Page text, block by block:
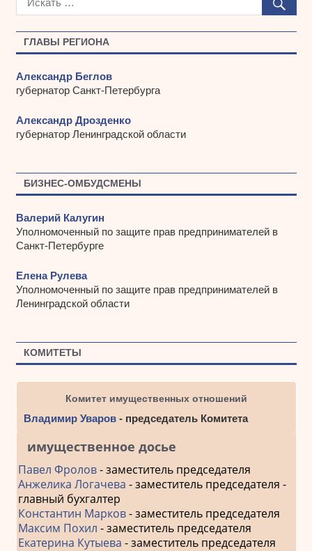
ГЛАВЫ РЕГИОНА
Александр Беглов
губернатор Санкт-Петербурга
Александр Дрозденко
губернатор Ленинградской области
БИЗНЕС-ОМБУДСМЕНЫ
Валерий Калугин
Уполномоченный по защите прав предпринимателей в
Санкт-Петербурге
Елена Рулева
Уполномоченный по защите прав предпринимателей в
Ленинградской области
КОМИТЕТЫ
Комитет имущественных отношений
Владимир Уваров- председатель Комитета
имущественное досье
Павел Фролов- заместитель председателя
Анжелика Логачева - заместитель председателя -
главный бухгалтер
Константин Марков- заместитель председателя
Максим Похил - заместитель председателя
Екатерина Кутыева - заместитель председателя
ы